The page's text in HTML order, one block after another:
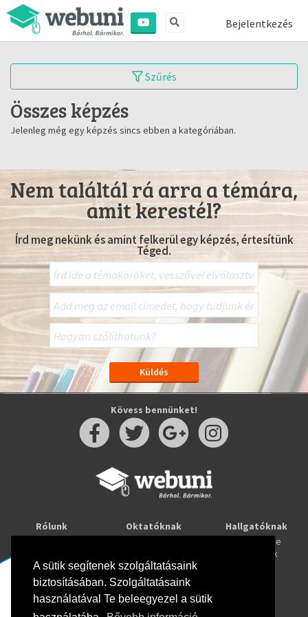
A sütik segítenek szolgáltatásaink
biztosításában. Szolgáltatásaink
használatával Te beleegyezel a sütik
Bejelentkezés
Szűrés
Összes képzés
Jelenleg még egy képzés sincs ebben a kategóriában.
Nem találtál rá arra a témára,
amit kerestél?
Írd meg nekünk és amint felkerül egy képzés, értesítünk
Téged.
Kövess bennünket!
Rólunk
Oktatóknak
Webuni Stúdió
Hallgatóknak
Tanulj online
Képzések
Info
Adatkezelési tájékoztató
ÁSZF